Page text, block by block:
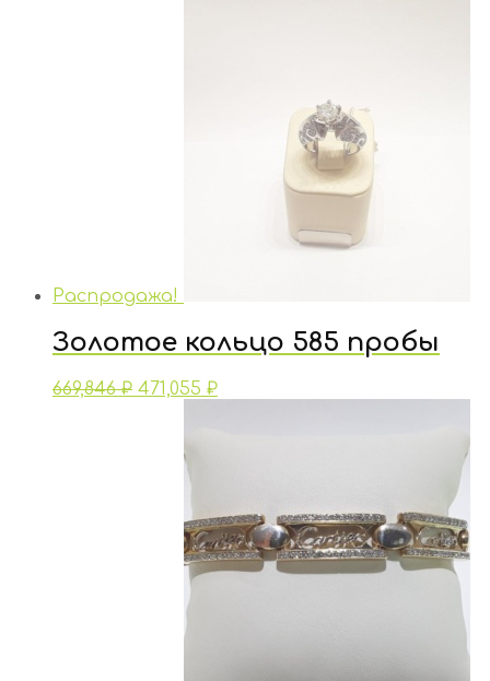
Распродажа!
Золотое кольцо 585 пробы
669,846₽ 471,055 ₽